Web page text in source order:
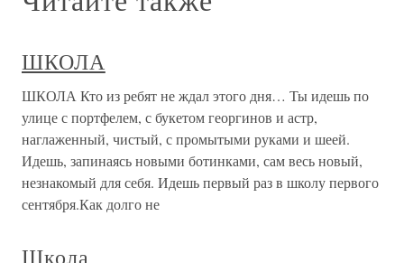
ШКОЛА
ШКОЛА Кто из ребят не ждал этого дня… Ты идешь по
улице с портфелем, с букетом георгинов и астр,
наглаженный, чистый, с промытыми руками и шеей.
Идешь, запинаясь новыми ботинками, сам весь новый,
незнакомый для себя. Идешь первый раз в школу первого
сентября.Как долго не
Школа